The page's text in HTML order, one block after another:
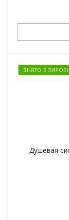
ЗНЯТО З
Душевая